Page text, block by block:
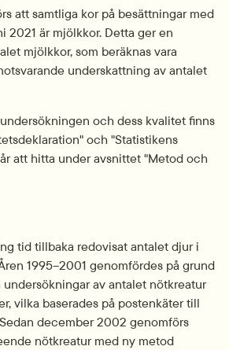
att samtliga kor på besättningar med
2021 är mjölkkor. Detta ger en
mjölkkor, som beräknas vara
underskattning av antalet
och dess kvalitet finns
och "Statistikens
att hitta under avsnittet "Metod och
tid tillbaka redovisat antalet djur i
1995–2001 genomfördes på grund
undersökningar av antalet nötkreatur
vilka baserades på postenkäter till
december 2002 genomförs
nötkreatur med ny metod